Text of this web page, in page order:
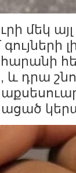
մեկ
և դրա